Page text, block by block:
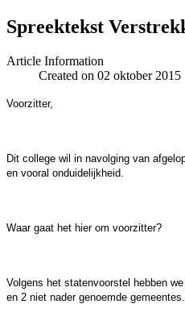
Spreektekst
Article Information
Created on 02 oktober 2015
Voorzitter,
Dit college wil in navolging van
en vooral onduidelijkheid.
Waar gaat het hier om voorzitter?
Volgens het statenvoorstel hebben
en 2 niet nader genoemde gemeentes.